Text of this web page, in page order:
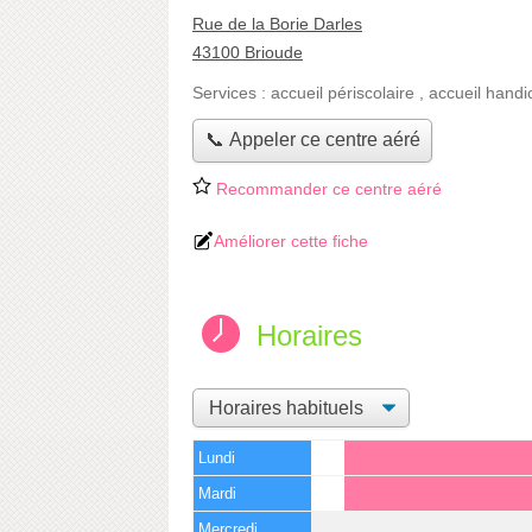
Rue de la Borie Darles
43100 Brioude
Services : accueil périscolaire accueil
📞 Appeler ce centre aéré
Recommander ce centre aéré
Améliorer cette fiche
Horaires
Lundi
Mardi